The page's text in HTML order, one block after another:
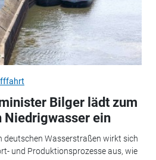
Bilger lädt zum
Niedrigwasser ein
deutschen Wasserstraßen wirkt sich
und Produktionsprozesse aus, wie